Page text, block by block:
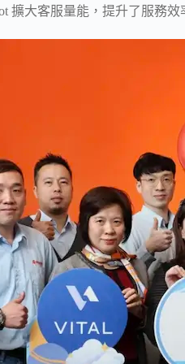
擴大客服量能，提升了服務效